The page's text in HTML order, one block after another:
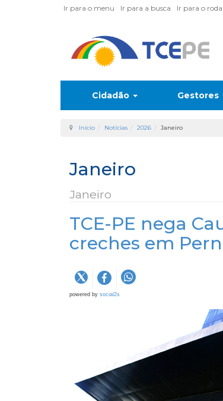
Ir para o menu Ir para a busca Ir para o
Cidadão Gestores
Início Notícias 2026 Janeiro
Janeiro
Janeiro
TCE-PE nega
creches em
powered by social2s